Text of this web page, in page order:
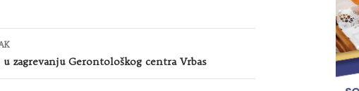
u zagrevanju Gerontološkog centra Vrbas